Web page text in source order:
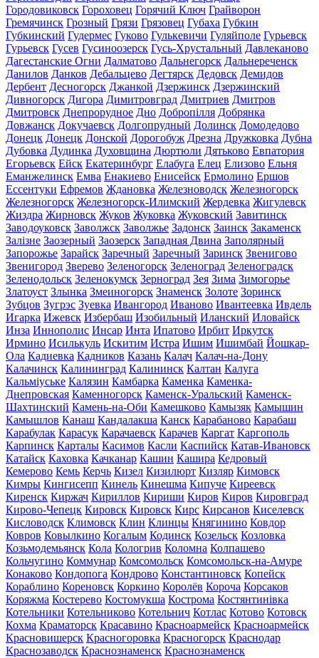
Городовиковск Гороховец Горячий Ключ Грайворон
Гремячинск Грозный Грязи Грязовец Губаха Губкин
Губкинский Гудермес Гуково Гулькевичи Гуляйполе Гурьевск
Гурьевск Гусев Гусиноозерск Гусь-Хрустальный Давлеканово
Дагестанские Огни Далматово Дальнегорск Дальнереченск
Данилов Данков Дебальцево Дегтярск Дедовск Демидов
Дербент Десногорск Джанкой Дзержинск Дзержинский
Дивногорск Дигора Димитровград Дмитриев Дмитров
Дмитровск Днепрорудное Дно Добропілля Добрянка
Довжанск Докучаевск Долгопрудный Долинск Домодедово
Донецк Донецк Донской Дорогобуж Дрезна Дружковка Дубна
Дубовка Дудинка Духовщина Дюртюли Дятьково Евпатория
Егорьевск Ейск Екатеринбург Елабуга Елец Елизово Ельня
Еманжелинск Емва Енакиево Енисейск Ермолино Ершов
Ессентуки Ефремов Ждановка Железноводск Железногорск
Железногорск Железногорск-Илимский Жердевка Жигулевск
Жиздра Жирновск Жуков Жуковка Жуковский Завитинск
Заводоуковск Заволжск Заволжье Задонск Заинск Закаменск
Залізне Заозерный Заозерск Западная Двина Заполярный
Запорожье Зарайск Заречный Заречный Заринск Звенигово
Звенигород Зверево Зеленогорск Зеленоград Зеленоградск
Зеленодольск Зеленокумск Зерноград Зея Зима Зимогорье
Златоуст Злынка Змеиногорск Знаменск Золоте Зоринск
Зубцов Зугрэс Зуевка Ивангород Иваново Ивантеевка Ивдель
Игарка Ижевск Избербаш Изобильный Иланский Иловайск
Инза Иннополис Инсар Инта Ипатово Ирбит Иркутск
Ирмино Исилькуль Искитим Истра Ишим Ишимбай Йошкар-
Ола Кадиевка Кадников Казань Калач Калач-на-Дону
Калачинск Калининград Калининск Калтан Калуга
Кальміуське Калязин Камбарка Каменка Каменка-
Днепровская Каменногорск Каменск-Уральский Каменск-
Шахтинский Камень-на-Оби Камешково Камызяк Камышин
Камышлов Канаш Кандалакша Канск Карабаново Карабаш
Карабулак Карасук Карачаевск Карачев Каргат Каргополь
Карпинск Карталы Касимов Касли Каспийск Катав-Ивановск
Катайск Каховка Качканар Кашин Кашира Кедровый
Кемерово Кемь Керчь Кизел Кизилюрт Кизляр Кимовск
Кимры Кингисепп Кинель Кинешма Кипуче Киреевск
Киренск Киржач Кириллов Кириши Киров Киров Кировград
Кирово-Чепецк Кировск Кировск Кирс Кирсанов Киселевск
Кисловодск Климовск Клин Клинцы Княгинино Ковдор
Ковров Ковылкино Когалым Кодинск Козельск Козловка
Козьмодемьянск Кола Кологрив Коломна Колпашево
Кольчугино Коммунар Комсомольск Комсомольск-на-Амуре
Конаково Кондопога Кондрово Константиновск Копейск
Кораблино Кореновск Коркино Королёв Короча Корсаков
Коряжма Костерево Костомукша Кострома Костянтинівка
Котельники Котельниково Котельнич Котлас Котово Котовск
Кохма Краматорск Красавино Красноармейск Красноармейск
Красновишерск Красногоровка Красногорск Краснодар
Краснозаводск Краснознаменск Краснознаменск